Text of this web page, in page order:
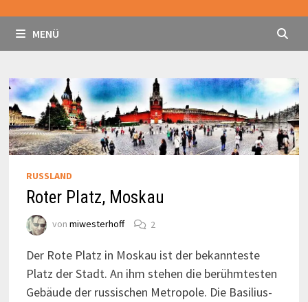
MENÜ
RUSSLAND
Roter Platz, Moskau
von miwesterhoff 2
Der Rote Platz in Moskau ist der bekannteste
Platz der Stadt. An ihm stehen die berühmtesten
Gebäude der russischen Metropole. Die Basilius-